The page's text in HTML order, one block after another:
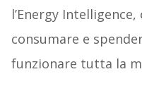
l’Energy
consumare e
funzionare tutta la